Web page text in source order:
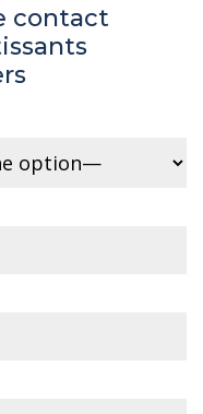
contact